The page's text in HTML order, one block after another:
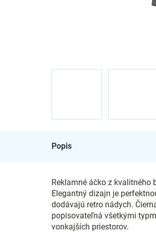
Popis
Reklamné áčko z kvalitného
Elegantný dizajn je
dodávajú retro nádych.
popisovateľná všetkými
vonkajších priestorov.